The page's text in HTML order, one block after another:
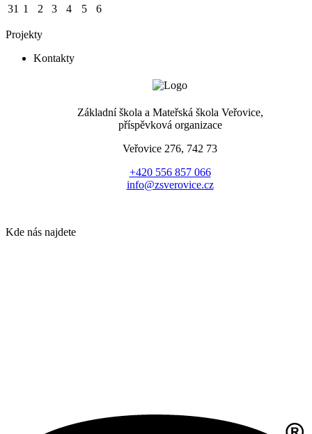
31 1 2 3 4 5 6
Projekty
Kontakty
Základní škola a Mateřská škola Veřovice,
příspěvková organizace
Veřovice 276, 742 73
+420 556 857 066
info@zsverovice.cz
Kde nás najdete